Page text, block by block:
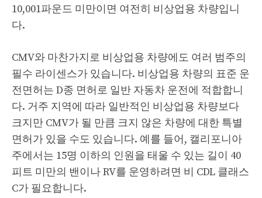
10,001파운드 미만이면 여전히 비상업용 차량입니
다.
CMV와 마찬가지로 비상업용 차량에도 여러 범주의
필수 라이센스가 있습니다. 비상업용 차량의 표준 운
전면허는 D종 면허로 일반 자동차 운전에 적합합니
다. 거주 지역에 따라 일반적인 비상업용 차량보다
크지만 CMV가 될 만큼 크지 않은 차량에 대한 특별
면허가 있을 수도 있습니다. 예를 들어, 캘리포니아
주에서는 15명 이하의 인원을 태울 수 있는 길이 40
피트 미만의 밴이나 RV를 운영하려면 비 CDL 클래스
C가 필요합니다.